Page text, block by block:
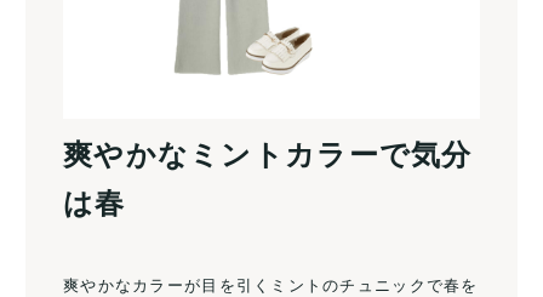
爽やかなミントカラーで気分
は春
爽やかなカラーが目を引くミントのチュニックで春を